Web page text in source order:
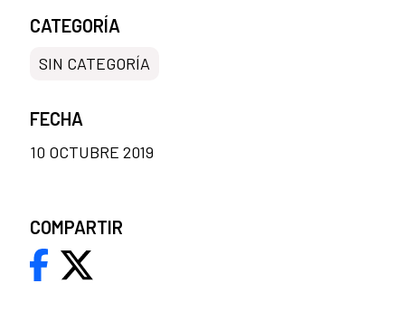
CATEGORÍA
SIN CATEGORÍA
FECHA
10 OCTUBRE 2019
COMPARTIR